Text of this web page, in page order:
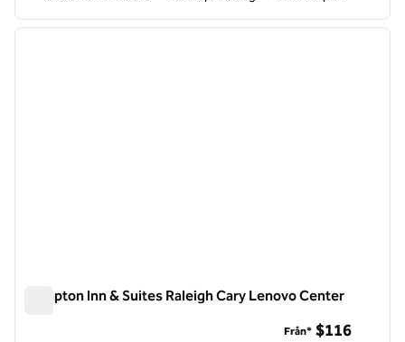
1 av 12
nästa
Hampton Inn & Suites Raleigh Cary Lenovo Center
Från* $116